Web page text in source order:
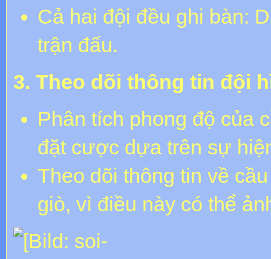
Cả hai đội đều ghi bàn:
trận đấu.
3. Theo dõi thông tin đội
Phân tích phong độ của
đặt cược dựa trên sự
Theo dõi thông tin về
giò, vì điều này có thể